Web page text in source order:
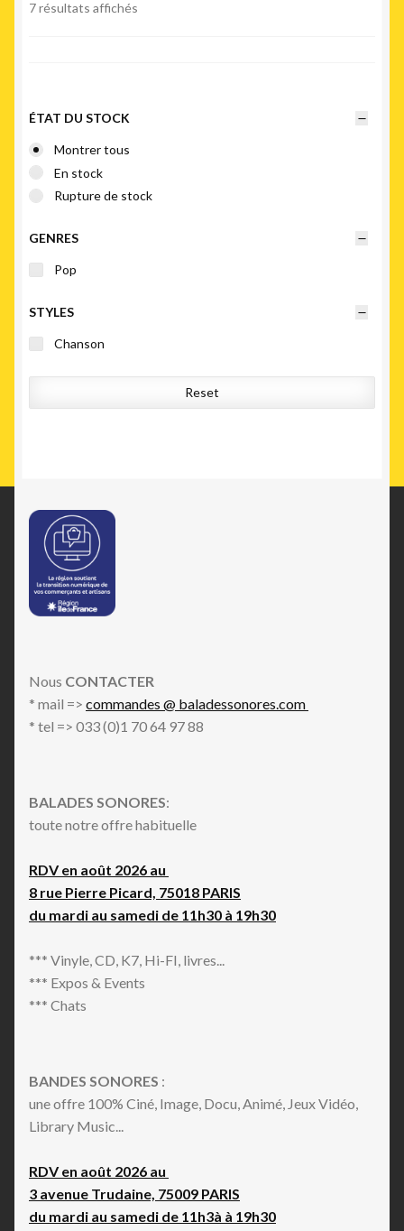
7 résultats affichés
ÉTAT DU STOCK
Montrer tous
En stock
Rupture de stock
GENRES
Pop
STYLES
Chanson
Reset
Nous CONTACTER
* mail => commandes @ baladessonores.com
* tel => 033 (0)1 70 64 97 88
BALADES SONORES:
toute notre offre habituelle
RDV en août 2026 au
8 rue Pierre Picard, 75018 PARIS
du mardi au samedi de 11h30 à 19h30
*** Vinyle, CD, K7, Hi-FI, livres...
*** Expos & Events
*** Chats
BANDES SONORES :
une offre 100% Ciné, Image, Docu, Animé, Jeux Vidéo,
Library Music...
RDV en août 2026 au
3 avenue Trudaine, 75009 PARIS
du mardi au samedi de 11h3à à 19h30